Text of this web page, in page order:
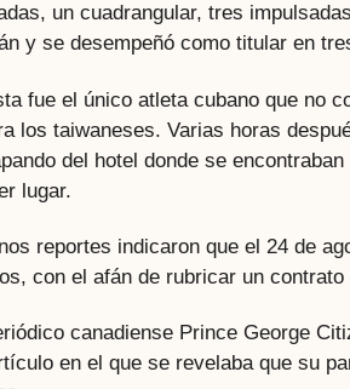
un cuadrangular, tres
y se desempeñó como titular en
fue el único atleta cubano que no
los taiwaneses. Varias horas
del hotel donde se
lugar.
reportes indicaron que el 24 de
con el afán de rubricar un
canadiense Prince George
en el que se revelaba que su